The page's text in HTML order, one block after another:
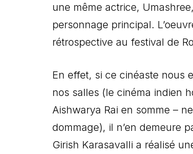
une même actrice,
personnage principal.
rétrospective au festival de
En effet, si ce cinéaste nous
nos salles (le cinéma indien
Aishwarya Rai en somme –
dommage), il n’en demeure
Girish Karasavalli a réalisé